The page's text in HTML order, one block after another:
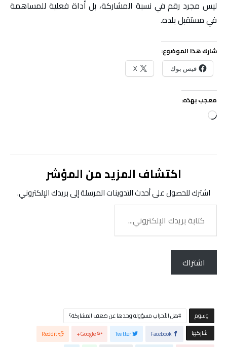
ليس مجرد رقم في نسبة المشاركة، بل أداة فعلية للمساهمة
في مستقبل بلده.
شارك هذا الموضوع:
فيس بوك X
معجب بهذه:
جاري
اكتشاف المزيد من المؤشر
اشترك للحصول على أحدث التدوينات المرسلة إلى بريدك الإلكتروني.
بريدك
الإلكتروني...
اشتراك
‫‫‫‫وسوم‬
هل الأحزاب مسؤولة وحدها عن ضعف المشاركة؟
‫‫ شاركها‬
Facebook
Twitter
Google+
Reddit